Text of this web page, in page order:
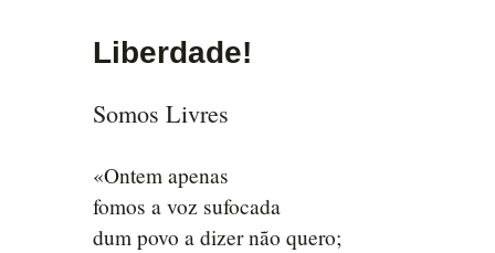
Liberdade!
Somos Livres
«Ontem apenas
fomos a voz sufocada
dum povo a dizer não quero;